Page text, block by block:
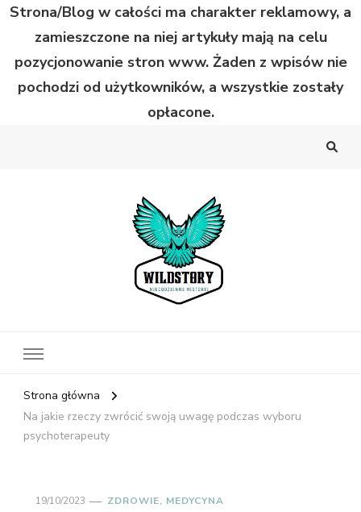
Strona/Blog w całości ma charakter reklamowy, a
zamieszczone na niej artykuły mają na celu
pozycjonowanie stron www. Żaden z wpisów nie
pochodzi od użytkowników, a wszystkie zostały
opłacone.
Strona główna
Na jakie rzeczy zwrócić swoją uwagę podczas wyboru
psychoterapeuty
19/10/2023 ZDROWIE, MEDYCYNA